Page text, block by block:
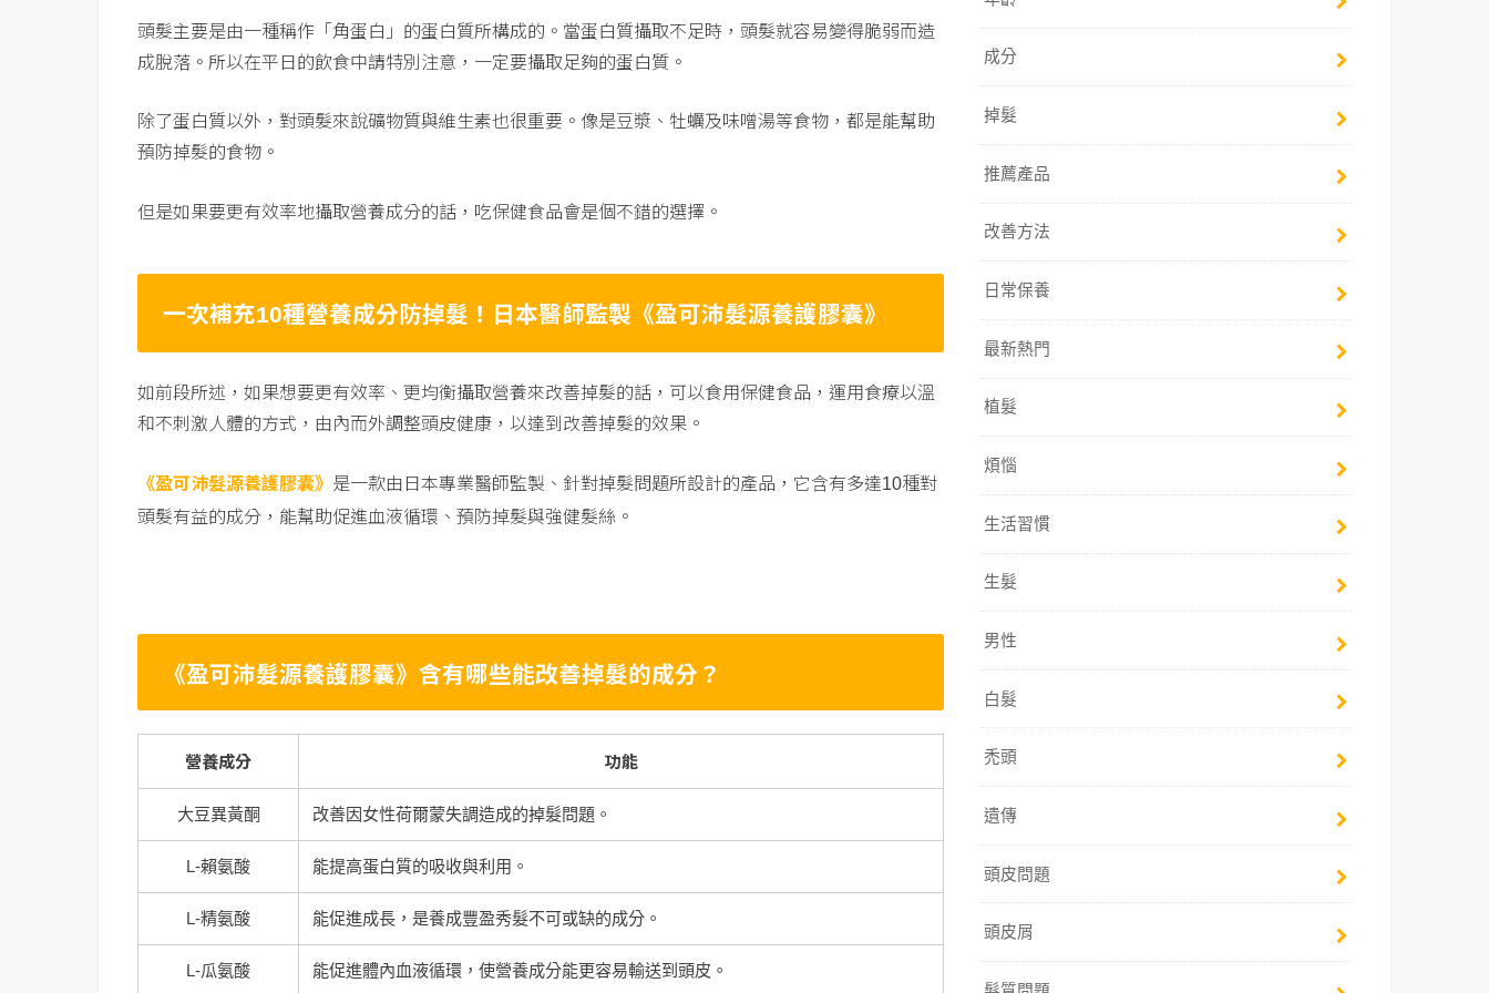
頭髮主要是由一種稱作「角蛋白」的蛋白質所構成的。當蛋白質攝取不足時，頭髮就容易變得脆弱而造
成脫落。所以在平日的飲食中請特別注意，一定要攝取足夠的蛋白質。
除了蛋白質以外，對頭髮來說礦物質與維生素也很重要。像是豆漿、牡蠣及味噌湯等食物，都是能幫助
預防掉髮的食物。
但是如果要更有效率地攝取營養成分的話，吃保健食品會是個不錯的選擇。
一次補充10種營養成分防掉髮！日本醫師監製《盈可沛髮源養護膠囊》
如前段所述，如果想要更有效率、更均衡攝取營養來改善掉髮的話，可以食用保健食品，運用食療以溫
和不刺激人體的方式，由內而外調整頭皮健康，以達到改善掉髮的效果。
《盈可沛髮源養護膠囊》 是一款由日本專業醫師監製、針對掉髮問題所設計的產品，它含有多達10種對
頭髮有益的成分，能幫助促進血液循環、預防掉髮與強健髮絲。
《盈可沛髮源養護膠囊》含有哪些能改善掉髮的成分？
營養成分 功能
大豆異黃酮 改善因女性荷爾蒙失調造成的掉髮問題。
L-賴氨酸 能提高蛋白質的吸收與利用。
L-精氨酸 能促進成長，是養成豐盈秀髮不可或缺的成分。
L-瓜氨酸 能促進體內血液循環，使營養成分能更容易輸送到頭皮。
成分
掉髮
推薦產品
改善方法
日常保養
最新熱門
植髮
煩惱
生活習慣
生髮
男性
白髮
禿頭
遺傳
頭皮問題
頭皮屑